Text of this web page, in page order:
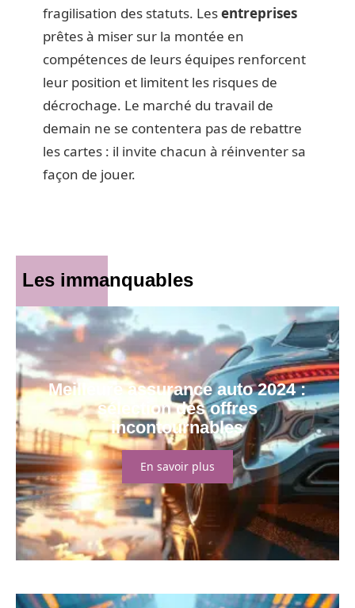
fragilisation des statuts. Lesentreprises
prêtes à miser sur la montée en
compétences de leurs équipes renforcent
leur position et limitent les risques de
décrochage. Le marché du travail de
demain ne se contentera pas de rebattre
les cartes : il invite chacun à réinventer sa
façon de jouer.
Les immanquables
Meilleure assurance auto 2024 :
sélection des offres
incontournables
En savoir plus